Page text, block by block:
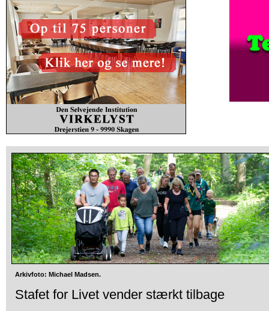
Arkivfoto: Michael Madsen.
Stafet for Livet vender stærkt tilbage